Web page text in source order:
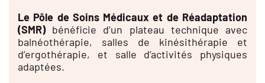
Le Pôle de Soins Médicaux et de Réadaptation
(SMR)bénéficie d’un plateau technique avec
balnéothérapie, salles de kinésithérapie et
d’ergothérapie, et salle d’activités physiques
adaptées.